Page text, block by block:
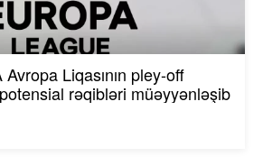
Avropa Liqasının pley-off
rəqibləri müəyyənləşib